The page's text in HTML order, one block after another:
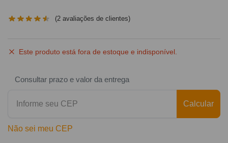
(2 avaliações de clientes)
Este produto está fora de estoque e indisponível.
Consultar prazo e valor da entrega
Calcular
Não sei meu CEP